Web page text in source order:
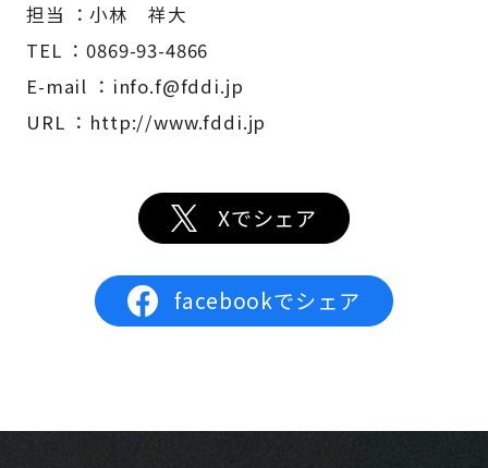
担当 ：小林 祥大
TEL ：0869-93-4866
E-mail ：info.f@fddi.jp
URL ：http://www.fddi.jp
Xでシェア
facebookでシェア